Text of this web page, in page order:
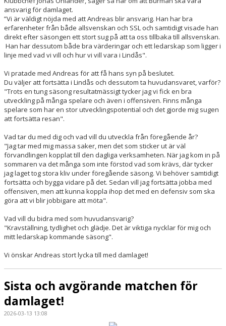
ansvarig för damlaget.
”Vi är väldigt nöjda med att Andreas blir ansvarig. Han har bra
erfarenheter från både allsvenskan och SSL och samtidigt visade han
direkt efter säsongen ett stort sug på att ta oss tillbaka till allsvenskan.
Han har dessutom både bra värderingar och ett ledarskap som ligger i
linje med vad vi vill och hur vi vill vara i Lindås".
Vi pratade med Andreas för att få hans syn på beslutet.
Du väljer att fortsätta i Lindås och dessutom ta huvudansvaret, varför?
"Trots en tung säsong resultatmässigt tycker jag vi fick en bra
utveckling på många spelare och även i offensiven. Finns många
spelare som har en stor utvecklingspotential och det gjorde mig sugen
att fortsätta resan".
Vad tar du med dig och vad vill du utveckla från föregående år?
"Jag tar med mig massa saker, men det som sticker ut är väl
förvandlingen kopplat till den dagliga verksamheten. När jag kom in på
sommaren va det många som inte förstod vad som krävs, där tycker
jag laget tog stora kliv under föregående säsong. Vi behöver samtidigt
fortsätta och bygga vidare på det. Sedan vill jag fortsätta jobba med
offensiven, men att kunna koppla ihop det med en defensiv som ska
göra att vi blir jobbigare att möta".
Vad vill du bidra med som huvudansvarig?
"Kravställning, tydlighet och glädje. Det är viktiga nycklar för mig och
mitt ledarskap kommande säsong".
Vi önskar Andreas stort lycka till med damlaget!
Sista och avgörande matchen för
damlaget!
2026-03-13 13:08